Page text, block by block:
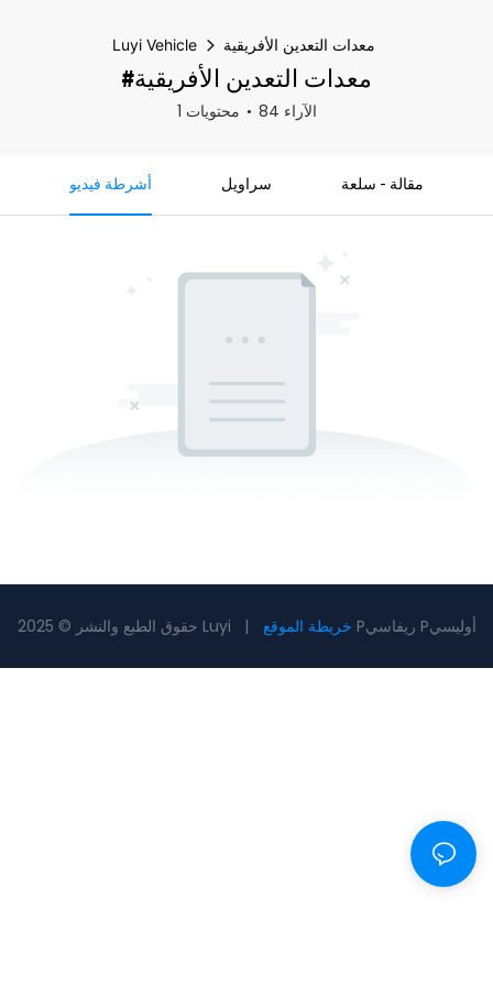
Luyi Vehicle معدات التعدين الأفريقية
#معدات التعدين الأفريقية
1 محتويات 84 الآراء
أشرطة فيديو سراويل مقالة - سلعة
حقوق الطبع والنشر © 2025 Luyi | Pريفاسي Pأوليسي